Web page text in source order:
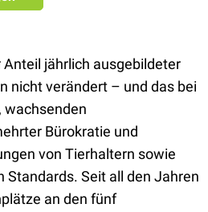
jährlich ausgebildeter
nicht verändert – und das bei
wachsenden
Bürokratie und
von Tierhaltern sowie
Standards. Seit all den Jahren
an den fünf